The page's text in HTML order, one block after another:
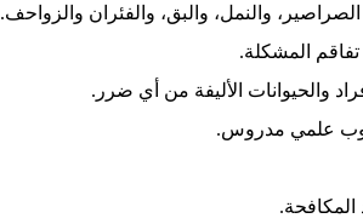
والنمل، والبق، والفئران والزواحف.
والحيوانات الأليفة من أي ضرر.
علمي مدروس.